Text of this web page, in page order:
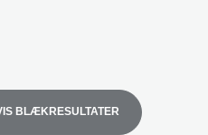
BLÆKRESULTATER